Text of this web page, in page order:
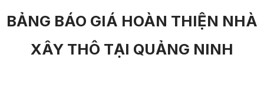
BẢNG BÁO GIÁ HOÀN THIỆN NHÀ
XÂY THÔ TẠI QUẢNG NINH